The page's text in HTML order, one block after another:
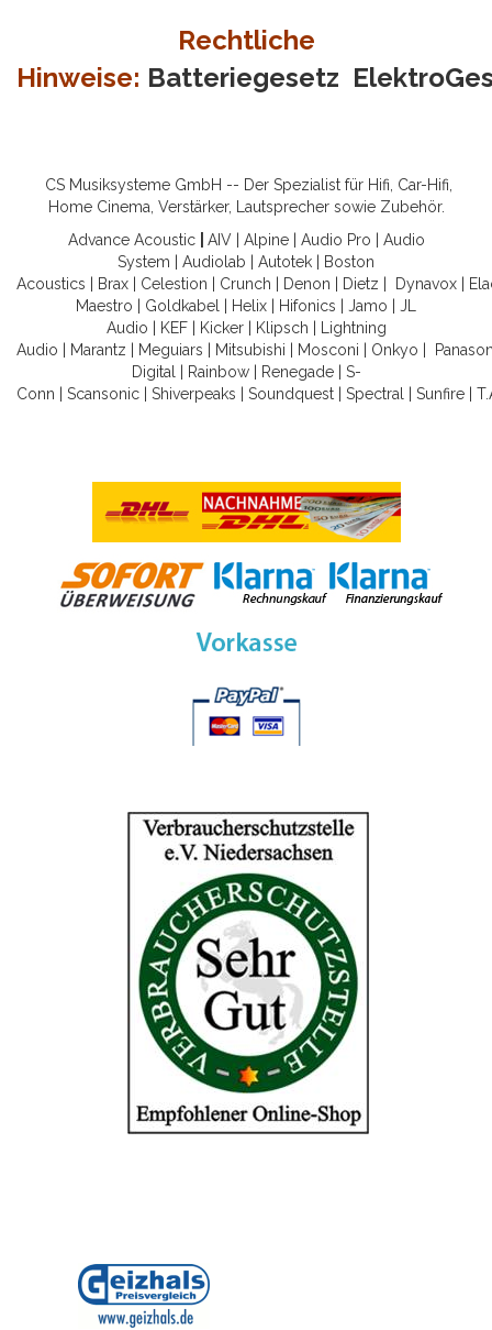
Rechtliche
Hinweise: Batteriegesetz
CS Musiksysteme GmbH -- Der Spezialist für Hifi, Car-Hifi,
Home Cinema, Verstärker, Lautsprecher sowie Zubehör.
Advance Acoustic
AIV| Alpine| Audio Pro
Audio
System
Audiolab Autotek
Boston
Acoustics
Brax Celestion Crunch Denon Dietz Dynavox
Maestro
Goldkabel Helix Hifonics Jamo
JL
Audio
KEF| Kicker| Klipsch
Lightning
Audio
Marantz Meguiars Mitsubishi Mosconi Onkyo
Digital
Rainbow| Renegade| S-
Conn
Scansonic Shiverpeaks Soundquest Spectral Sunfire